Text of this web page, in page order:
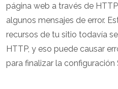
página web a través de
algunos mensajes de error.
recursos de tu sitio todavía
HTTP, y eso puede causar
para finalizar la configuración